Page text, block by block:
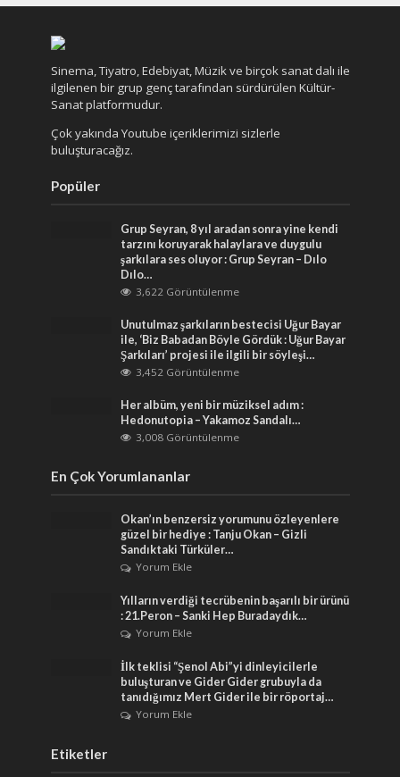
Sinema, Tiyatro, Edebiyat, Müzik ve birçok sanat dalı ile
ilgilenen bir grup genç tarafından sürdürülen Kültür-
Sanat platformudur.
Çok yakında Youtube içeriklerimizi sizlerle
buluşturacağız.
Popüler
Grup Seyran, 8 yıl aradan sonra yine kendi
tarzını koruyarak halaylara ve duygulu
şarkılara ses oluyor : Grup Seyran – Dılo
Dılo…
3,622 Görüntülenme
Unutulmaz şarkıların bestecisi Uğur Bayar
ile, ‘Biz Babadan Böyle Gördük : Uğur Bayar
Şarkıları’ projesi ile ilgili bir söyleşi…
3,452 Görüntülenme
Her albüm, yeni bir müziksel adım :
Hedonutopia – Yakamoz Sandalı…
3,008 Görüntülenme
En Çok Yorumlananlar
Okan’ın benzersiz yorumunu özleyenlere
güzel bir hediye : Tanju Okan – Gizli
Sandıktaki Türküler…
Yorum Ekle
Yılların verdiği tecrübenin başarılı bir ürünü
: 21.Peron – Sanki Hep Buradaydık…
Yorum Ekle
İlk teklisi “Şenol Abi”yi dinleyicilerle
buluşturan ve Gider Gider grubuyla da
tanıdığımız Mert Gider ile bir röportaj…
Yorum Ekle
Etiketler